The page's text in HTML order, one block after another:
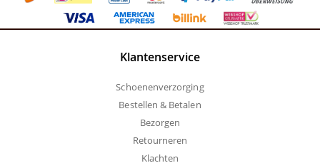
Klantenservice
Schoenenverzorging
Bestellen & Betalen
Bezorgen
Retourneren
Klachten